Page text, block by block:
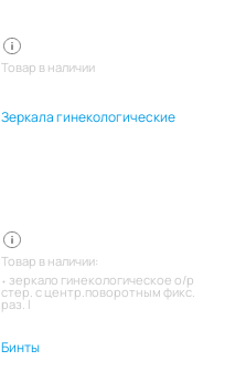
Товар в наличии
Зеркала гинекологические
Товар в наличии:
зеркало гинекологическое о/р
стер. с центр.поворотным фикс.
раз. l
Бинты